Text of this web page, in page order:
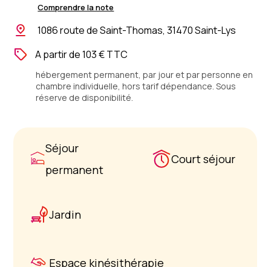
Comprendre la note
1086 route de Saint-Thomas, 31470 Saint-Lys
A partir de 103 € TTC
hébergement permanent, par jour et par personne en
chambre individuelle, hors tarif dépendance. Sous
réserve de disponibilité.
Séjour
permanent
Court séjour
Jardin
Espace kinésithérapie